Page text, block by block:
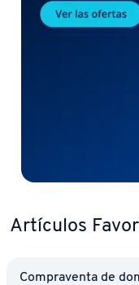
Artículos
Co­m­pra­ve­n­ta de